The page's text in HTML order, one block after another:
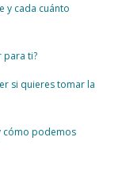
y cada cuánto
para ti?
si quieres tomar la
cómo podemos